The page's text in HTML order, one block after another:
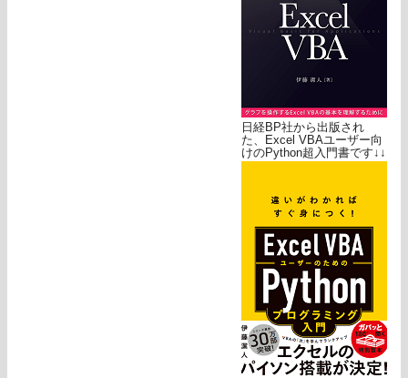
日経BP社から出版され
た、Excel VBAユーザー向
けのPython超入門書です↓↓